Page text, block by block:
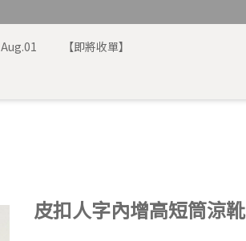
Aug.01
【即將收單】
皮扣人字內增高短筒涼靴